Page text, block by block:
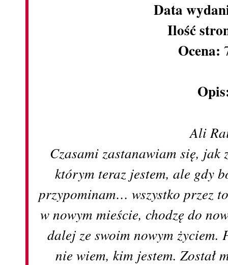
Data
Ilość
Ocena:
Ali
Czasami zastanawiam się, jak
którym teraz jestem, ale gdy
przypominam… wszystko przez
w nowym mieście, chodzę do
dalej ze swoim nowym życiem.
nie wiem, kim jestem. Został